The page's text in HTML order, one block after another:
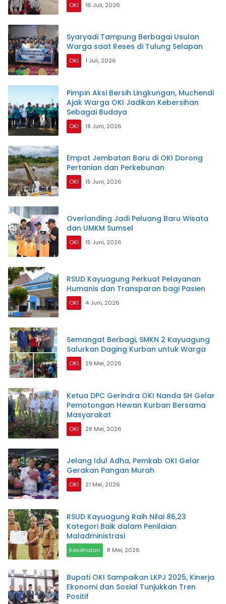
OKI 16 Juli, 2026
Syaryadi Tampung Berbagai Usulan
Warga saat Reses di Tulung Selapan
OKI 1 Juli, 2026
Pimpin Aksi Bersih Lingkungan, Muchendi
Ajak Warga OKI Jadikan Kebersihan
Sebagai Budaya
OKI 18 Juni, 2026
Empat Jembatan Baru di OKI Dorong
Pertanian dan Perkebunan
OKI 15 Juni, 2026
Overlanding Jadi Peluang Baru Wisata
dan UMKM Sumsel
OKI 15 Juni, 2026
RSUD Kayuagung Perkuat Pelayanan
Humanis dan Transparan bagi Pasien
OKI 4 Juni, 2026
Semangat Berbagi, SMKN 2 Kayuagung
Salurkan Daging Kurban untuk Warga
OKI 29 Mei, 2026
Ketua DPC Gerindra OKI Nanda SH Gelar
Pemotongan Hewan Kurban Bersama
Masyarakat
OKI 28 Mei, 2026
Jelang Idul Adha, Pemkab OKI Gelar
Gerakan Pangan Murah
OKI 21 Mei, 2026
RSUD Kayuagung Raih Nilai 86,23
Kategori Baik dalam Penilaian
Maladministrasi
Kesehatan 8 Mei, 2026
Bupati OKI Sampaikan LKPJ 2025, Kinerja
Ekonomi dan Sosial Tunjukkan Tren
Positif